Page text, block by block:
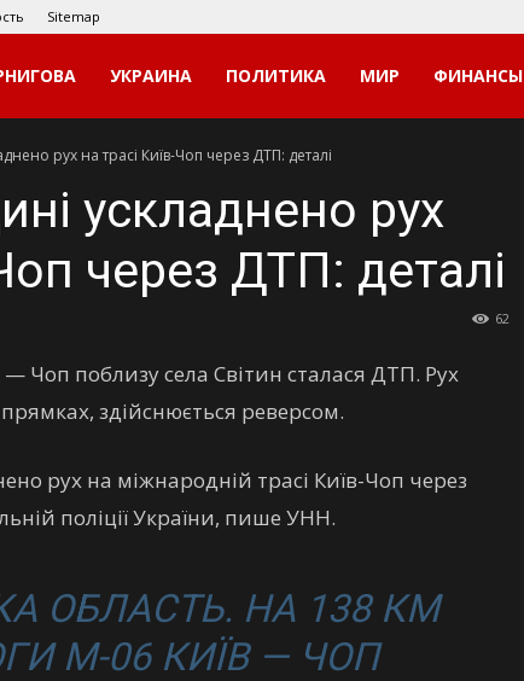
Sitemap
УКРАИНА ПОЛИТИКА МИР ФИНАНСЫ
рух на трасі Київ-Чоп через ДТП: деталі
ускладнено рух
через ДТП: деталі
62
Чоп поблизу села Світин сталася ДТП. Рух
здійснюється реверсом.
рух на міжнародній трасі Київ-Чоп через
поліції України, пише УНН.
ОБЛАСТЬ. НА 138 КМ
М-06 КИЇВ — ЧОП